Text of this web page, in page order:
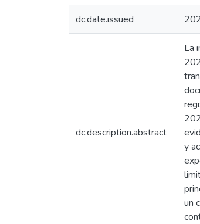
dc.date.issued
dc.description.abstract
La
y
un